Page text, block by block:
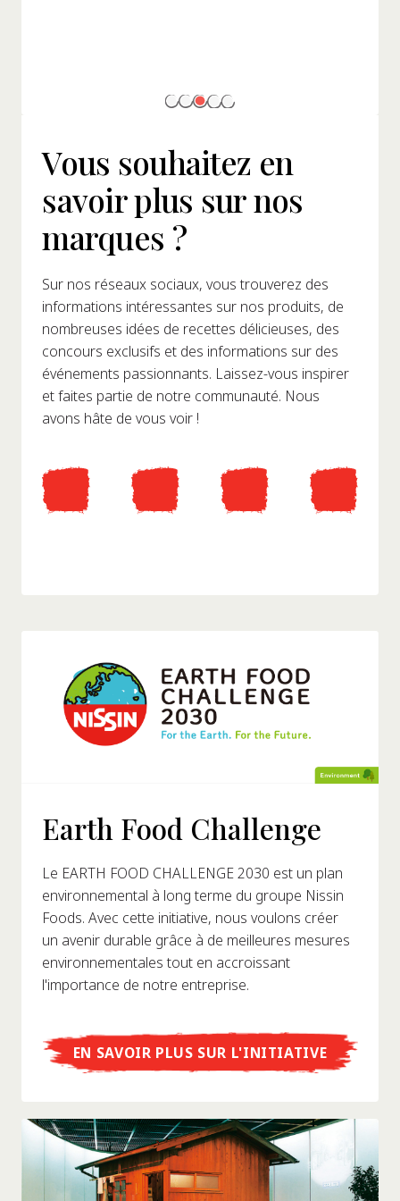
Vous souhaitez en
savoir plus sur nos
marques ?
Sur nos réseaux sociaux, vous trouverez des
informations intéressantes sur nos produits, de
nombreuses idées de recettes délicieuses, des
concours exclusifs et des informations sur des
événements passionnants. Laissez-vous inspirer
et faites partie de notre communauté. Nous
avons hâte de vous voir !
Earth Food Challenge
Le EARTH FOOD CHALLENGE 2030 est un plan
environnemental à long terme du groupe Nissin
Foods. Avec cette initiative, nous voulons créer
un avenir durable grâce à de meilleures mesures
environnementales tout en accroissant
l'importance de notre entreprise.
EN SAVOIR PLUS SUR L'INITIATIVE